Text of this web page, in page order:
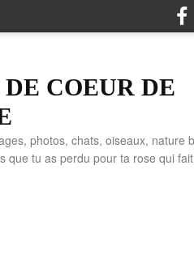
COEUR DE
photos, chats, oiseaux, nature
que tu as perdu pour ta rose qui